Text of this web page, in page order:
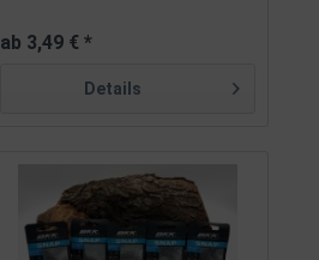
ab 3,49 € *
Details